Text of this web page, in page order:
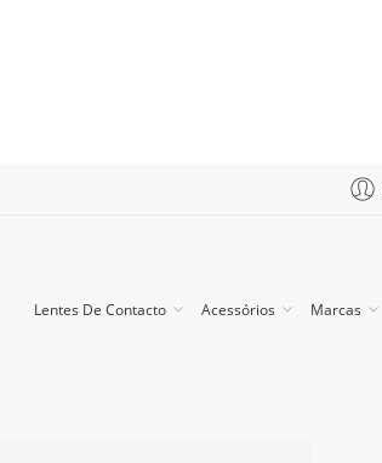
Lentes De Contacto Acessórios Marcas